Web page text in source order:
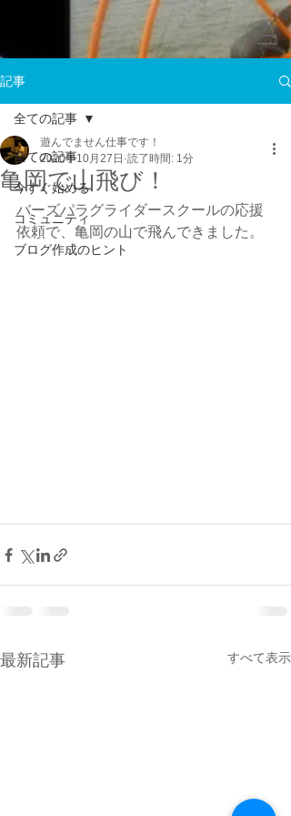
記事
全ての記事
今すぐ始める
コミュニティ
ブログ作成のヒント
全ての記事
亀岡で山飛び！
遊んでません仕事です！
2020年10月27日 読了時間: 1分
バーズパラグライダースクールの応援
依頼で、亀岡の山で飛んできました。
最新記事 すべて表示